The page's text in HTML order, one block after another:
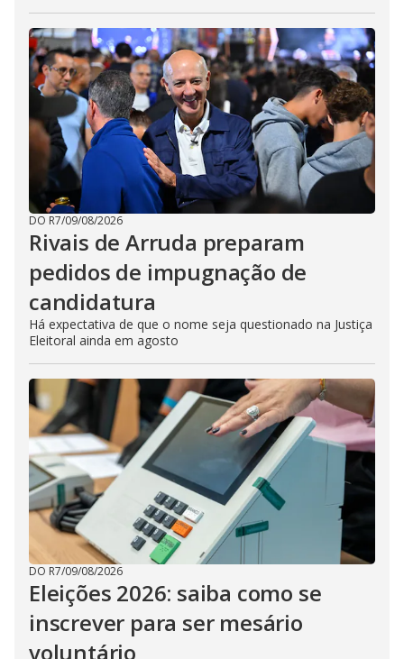
DO R7/09/08/2026
Rivais de Arruda preparam
pedidos de impugnação de
candidatura
Há expectativa de que o nome seja questionado na Justiça
Eleitoral ainda em agosto
DO R7/09/08/2026
Eleições 2026: saiba como se
inscrever para ser mesário
voluntário